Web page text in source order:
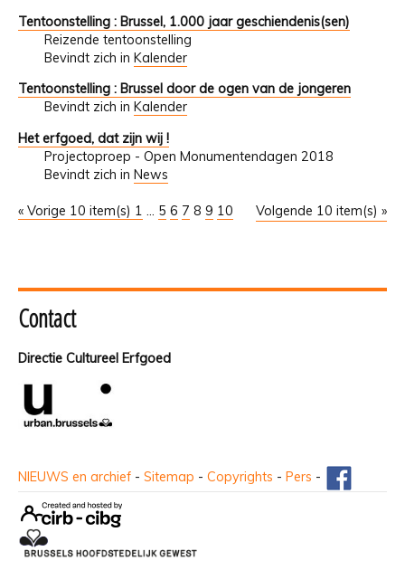
Tentoonstelling : Brussel, 1.000 jaar geschiendenis(sen)
Reizende tentoonstelling
Bevindt zich in Kalender
Tentoonstelling : Brussel door de ogen van de jongeren
Bevindt zich in Kalender
Het erfgoed, dat zijn wij !
Projectoproep - Open Monumentendagen 2018
Bevindt zich in News
« Vorige 10 item(s) Volgende 10 item(s) »
1 ... 5 6 7 8 9 10
Contact
Directie Cultureel Erfgoed
NIEUWS en archief - Sitemap - Copyrights - Pers -